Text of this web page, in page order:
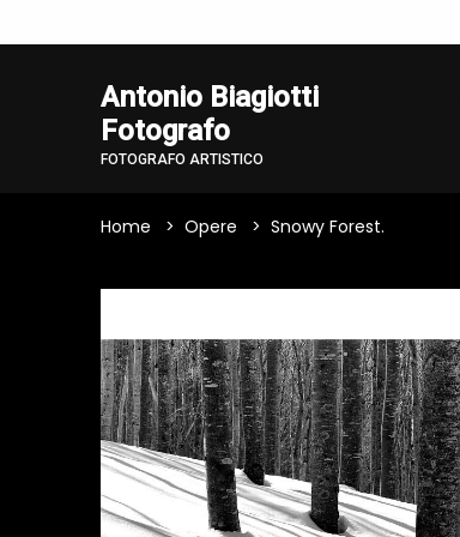
Antonio Biagiotti
Fotografo
FOTOGRAFO ARTISTICO
Home Opere Snowy Forest.